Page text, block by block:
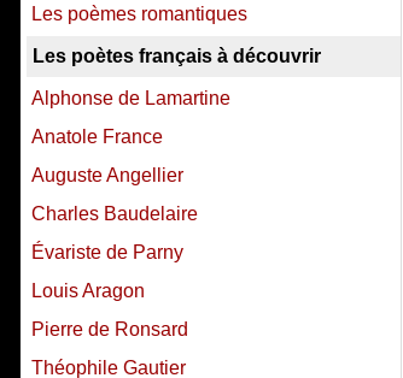
Les poèmes romantiques
Les poètes français à découvrir
Alphonse de Lamartine
Anatole France
Auguste Angellier
Charles Baudelaire
Évariste de Parny
Louis Aragon
Pierre de Ronsard
Théophile Gautier